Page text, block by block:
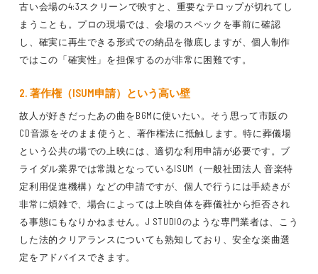
古い会場の4:3スクリーンで映すと、重要なテロップが切れてし
まうことも。プロの現場では、会場のスペックを事前に確認
し、確実に再生できる形式での納品を徹底しますが、個人制作
ではこの「確実性」を担保するのが非常に困難です。
2. 著作権（ISUM申請）という高い壁
故人が好きだったあの曲をBGMに使いたい。そう思って市販の
CD音源をそのまま使うと、著作権法に抵触します。特に葬儀場
という公共の場での上映には、適切な利用申請が必要です。ブ
ライダル業界では常識となっているISUM（一般社団法人 音楽特
定利用促進機構）などの申請ですが、個人で行うには手続きが
非常に煩雑で、場合によっては上映自体を葬儀社から拒否され
る事態にもなりかねません。J STUDIOのような専門業者は、こう
した法的クリアランスについても熟知しており、安全な楽曲選
定をアドバイスできます。